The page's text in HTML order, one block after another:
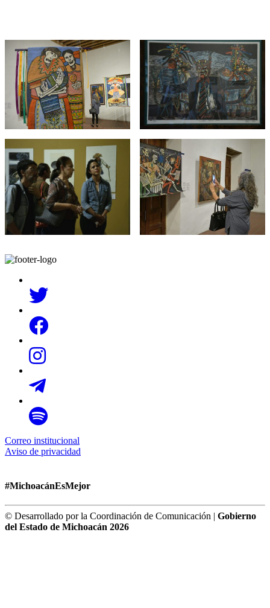
Correo institucional
Aviso de privacidad
#MichoacánEsMejor
© Desarrollado por la Coordinación de Comunicación | Gobierno
del Estado de Michoacán 2026